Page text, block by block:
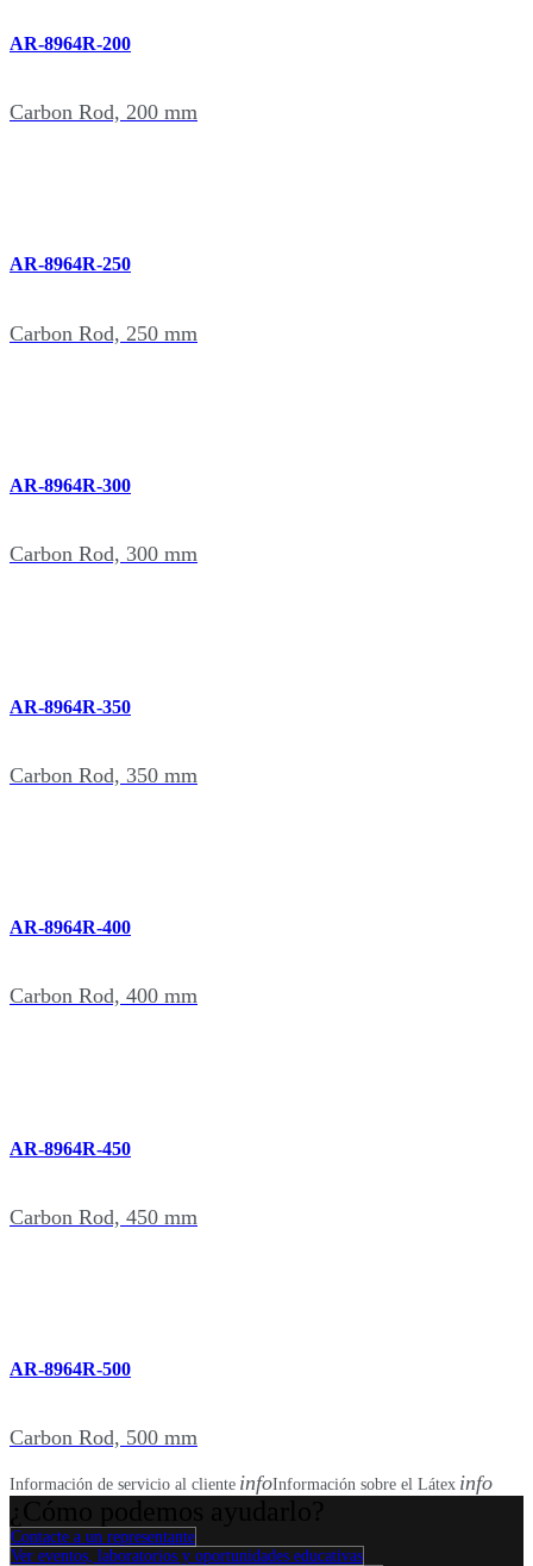
AR-8964R-200
Carbon Rod, 200 mm
AR-8964R-250
Carbon Rod, 250 mm
AR-8964R-300
Carbon Rod, 300 mm
AR-8964R-350
Carbon Rod, 350 mm
AR-8964R-400
Carbon Rod, 400 mm
AR-8964R-450
Carbon Rod, 450 mm
AR-8964R-500
Carbon Rod, 500 mm
Información de servicio al cliente infoInformación sobre el Látex info
Contacte a un representante
Ver eventos, laboratorios y oportunidades educativas